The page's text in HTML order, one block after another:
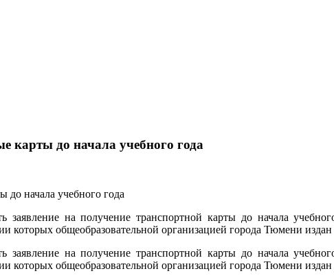
карты до начала учебного года
на получение транспортной карты до начала
общеобразовательной организацией города Тюмени
на получение транспортной карты до начала
общеобразовательной организацией города Тюмени